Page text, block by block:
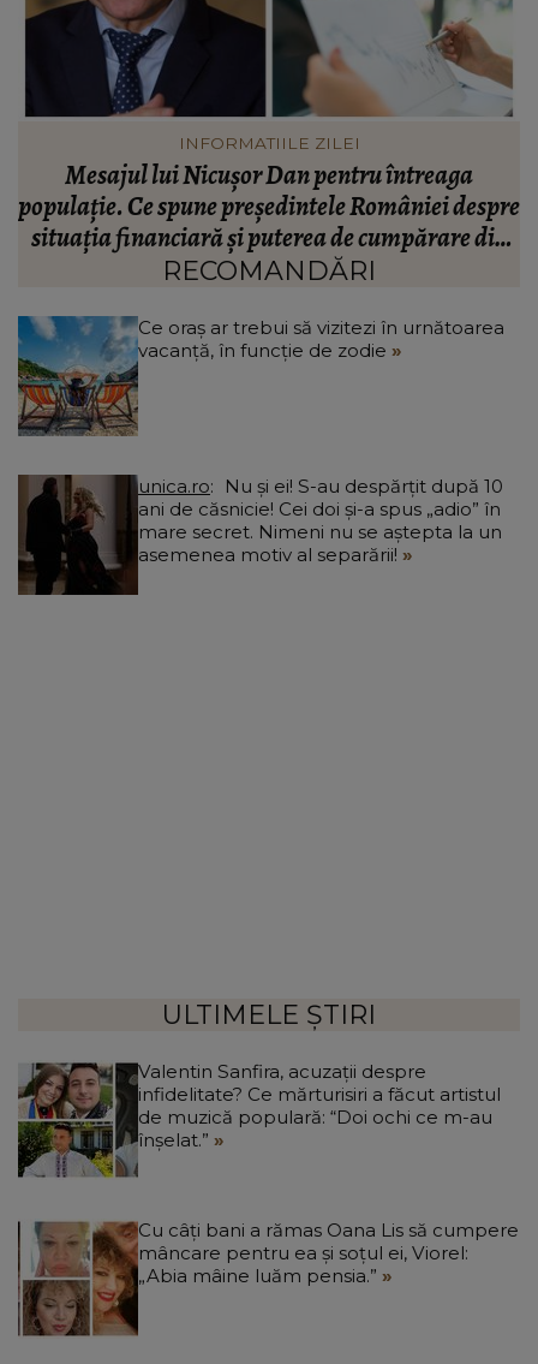
VEDETE
Valentin Sanfira, acuzații despre infidelitate? Ce
mărturisiri a făcut artistul de muzică populară:
“Doi ochi ce m-au înșelat.”
RECOMANDĂRI
Ce oraș ar trebui să vizitezi în urnătoarea
vacanță, în funcție de zodie
unica.ro
ani de căsnicie! Cei doi și-a spus „adio” în
mare secret. Nimeni nu se aștepta la un
asemenea motiv al separării!
ULTIMELE ȘTIRI
Valentin Sanfira, acuzații despre
infidelitate? Ce mărturisiri a făcut artistul
de muzică populară: “Doi ochi ce m-au
înșelat.”
Cu câți bani a rămas Oana Lis să cumpere
mâncare pentru ea și soțul ei, Viorel:
„Abia mâine luăm pensia.”